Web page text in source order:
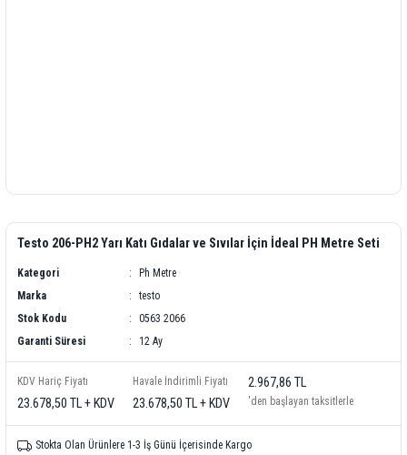
Testo 206-PH2 Yarı Katı Gıdalar ve Sıvılar İçin İdeal PH Metre Seti
Kategori
Ph Metre
Marka
testo
Stok Kodu
0563 2066
Garanti Süresi
12 Ay
KDV Hariç Fiyatı
23.678,50 TL + KDV
Havale İndirimli Fiyatı
23.678,50 TL + KDV
2.967,86 TL
'den başlayan taksitlerle
Stokta Olan Ürünlere 1-3 İş Günü İçerisinde Kargo